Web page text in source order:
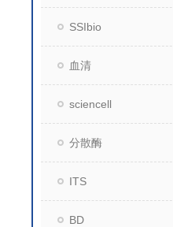
SSIbio
血清
sciencell
分散酶
ITS
BD